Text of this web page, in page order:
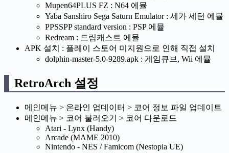
Mupen64PLUS FZ : N64 에뮬
Yaba Sanshiro Sega Saturn Emulator : 세가 세턴 에뮬
PPSSPP standard version : PSP 에뮬
Redream : 드림캐스트 에뮬
APK 설치 : 플레이 스토어 미지원으로 인해 직접 설치
dolphin-master-5.0-9289.apk : 게임큐브, Wii 에뮬
RetroArch 설정
메인메뉴 > 온라인 업데이터 > 코어 정보 파일 업데이트
메인메뉴 > 코어 불러오기 > 코어 다운로드
Atari - Lynx (Handy)
Arcade (MAME 2010)
Nintendo - NES / Famicom (Nestopia UE)